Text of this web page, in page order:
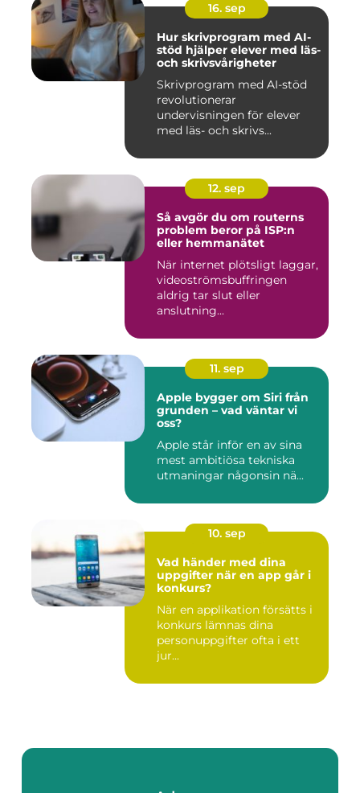
16. sep
Hur skrivprogram med AI-
stöd hjälper elever med läs-
och skrivsvårigheter
Skrivprogram med AI-stöd
revolutionerar
undervisningen för elever
med läs- och skrivs...
12. sep
Så avgör du om routerns
problem beror på ISP:n
eller hemmanätet
När internet plötsligt laggar,
videoströmsbuffringen
aldrig tar slut eller
anslutning...
11. sep
Apple bygger om Siri från
grunden – vad väntar vi
oss?
Apple står inför en av sina
mest ambitiösa tekniska
utmaningar någonsin nä...
10. sep
Vad händer med dina
uppgifter när en app går i
konkurs?
När en applikation försätts i
konkurs lämnas dina
personuppgifter ofta i ett
jur...